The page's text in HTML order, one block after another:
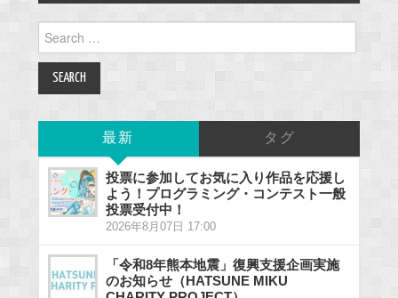
for:
最新 タグ
投票に参加してお気に入り作品を応援し
よう！プログラミング・コンテスト一般
投票受付中！
2026年8月07日 17:00
「令和8年熊本地震」復興支援企画実施
のお知らせ（HATSUNE MIKU